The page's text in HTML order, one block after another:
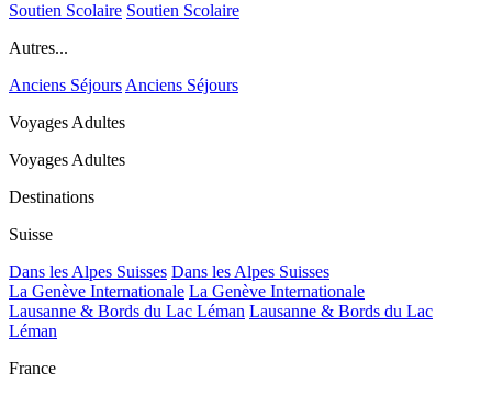
Soutien Scolaire Soutien Scolaire
Autres...
Anciens SéjoursAnciens Séjours
Voyages Adultes
Voyages Adultes
Destinations
Suisse
Dans les Alpes Suisses Dans les Alpes Suisses
La Genève Internationale La Genève Internationale
Lausanne & Bords du Lac Léman Lausanne & Bords du Lac
Léman
France